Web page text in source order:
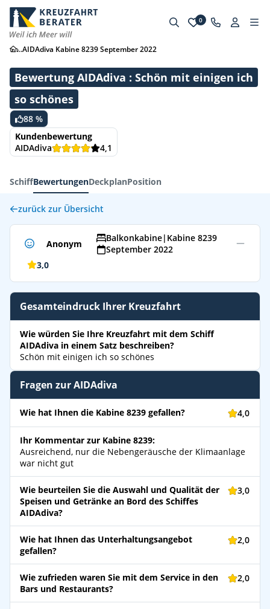
0
...AIDAdiva Kabine 8239 September 2022
Bewertung AIDAdiva : Schön mit einigen ich
so schönes
88 %
Kundenbewertung
AIDAdiva
4,1
SchiffBewertungenDeckplanPosition
zurück zur Übersicht
Anonym Balkonkabine| Kabine 8239
September 2022
3,0
Gesamteindruck Ihrer Kreuzfahrt
Wie würden Sie Ihre Kreuzfahrt mit dem Schiff
AIDAdiva in einem Satz beschreiben?
Schön mit einigen ich so schönes
Fragen zur AIDAdiva
Wie hat Ihnen die Kabine 8239 gefallen? 4,0
Ihr Kommentar zur Kabine 8239:
Ausreichend, nur die Nebengeräusche der Klimaanlage
war nicht gut
Wie beurteilen Sie die Auswahl und Qualität der
Speisen und Getränke an Bord des Schiffes
AIDAdiva?
3,0
Wie hat Ihnen das Unterhaltungsangebot
gefallen?
2,0
Wie zufrieden waren Sie mit dem Service in den
Bars und Restaurants?
2,0